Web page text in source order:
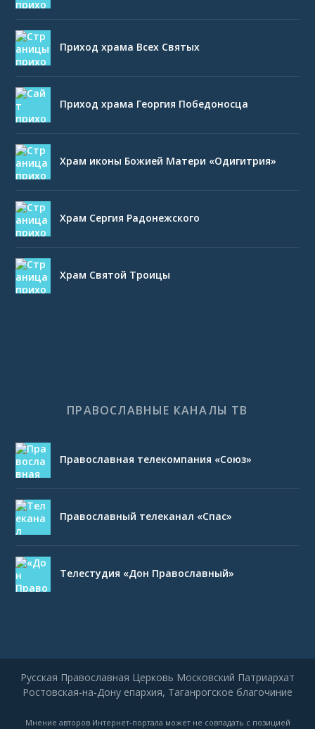
Приход храма Всех Святых
Приход храма Георгия Победоносца
Храм иконы Божией Матери «Одигитрия»
Храм Сергия Радонежского
Храм Святой Троицы
ПРАВОСЛАВНЫЕ КАНАЛЫ ТВ
Православная телекомпания «Союз»
Православный телеканал «Спас»
Телестудия «Дон Православный»
Русская Православная Церковь Московский Патриархат
Ростовская-на-Дону епархия, Таганрогское благочиние
Мнение авторов Интернет-портала может не совпадать с позицией